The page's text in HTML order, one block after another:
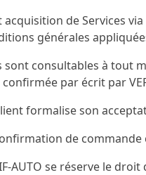
acquisition de Services
générales
sont consultables à tout
par écrit par
formalise son
de commande
AUTO se réserve le